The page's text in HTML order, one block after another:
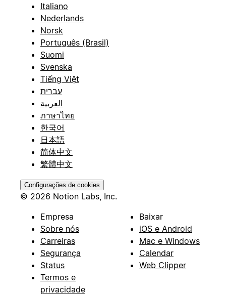
Italiano
Nederlands
Norsk
Português (Brasil)
Suomi
Svenska
Tiếng Việt
עברית
العربية
ภาษาไทย
한국어
日本語
简体中文
繁體中文
Configurações de cookies
© 2026 Notion Labs, Inc.
Empresa
Sobre nós
Carreiras
Segurança
Status
Termos e
privacidade
Baixar
iOS e Android
Mac e Windows
Calendar
Web Clipper